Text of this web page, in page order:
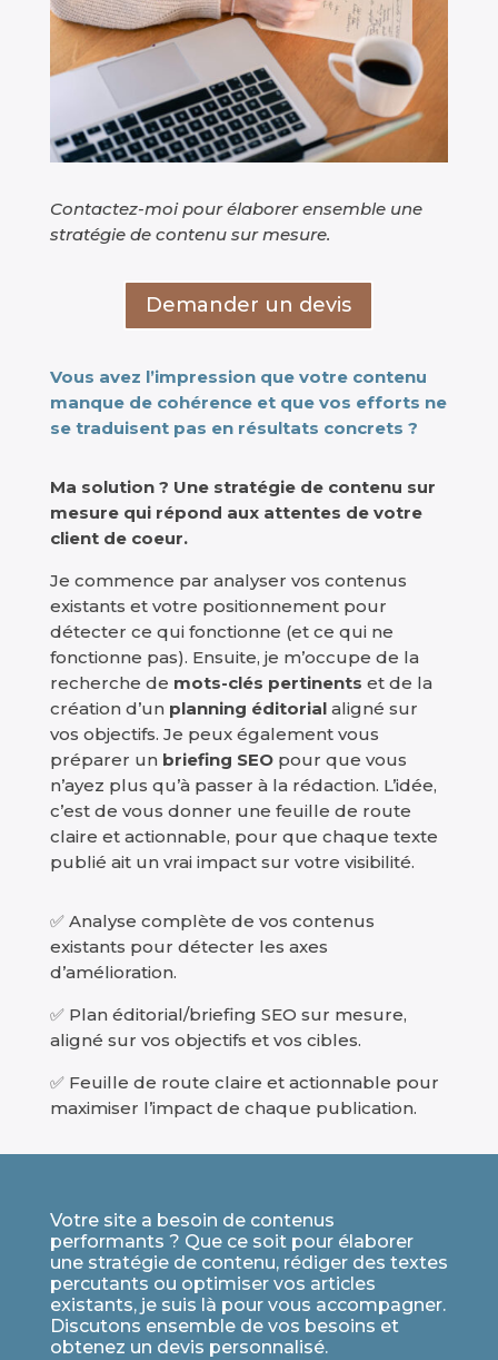
Contactez-moi pour élaborer ensemble une
stratégie de contenu sur mesure.
Demander un devis
Vous avez l’impression que votre contenu
manque de cohérence et que vos efforts ne
se traduisent pas en résultats concrets ?
Ma solution ? Une stratégie de contenu sur
mesure qui répond aux attentes de votre
client de coeur.
Je commence par analyser vos contenus
existants et votre positionnement pour
détecter ce qui fonctionne (et ce qui ne
fonctionne pas). Ensuite, je m’occupe de la
recherche de mots-clés pertinents et de la
création d’un planning éditorialaligné sur
vos objectifs. Je peux également vous
préparer un briefing SEOpour que vous
n’ayez plus qu’à passer à la rédaction. L’idée,
c’est de vous donner une feuille de route
claire et actionnable, pour que chaque texte
publié ait un vrai impact sur votre visibilité.
✅ Analyse complète de vos contenus
existants pour détecter les axes
d’amélioration.
✅ Plan éditorial/briefing SEO sur mesure,
aligné sur vos objectifs et vos cibles.
✅ Feuille de route claire et actionnable pour
maximiser l’impact de chaque publication.
Votre site a besoin de contenus
performants ? Que ce soit pour élaborer
une stratégie de contenu, rédiger des textes
percutants ou optimiser vos articles
existants, je suis là pour vous accompagner.
Discutons ensemble de vos besoins et
obtenez un devis personnalisé.